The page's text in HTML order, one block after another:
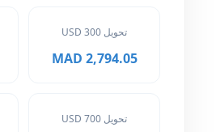
تحويل 300 USD
2,794.05 MAD
تحويل 700 USD